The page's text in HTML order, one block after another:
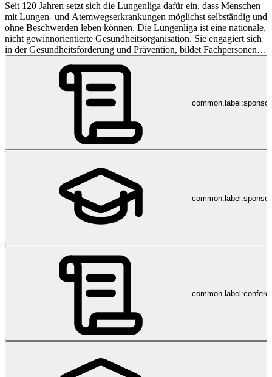
Seit 120 Jahren setzt sich die Lungenliga dafür ein, dass Menschen
mit Lungen- und Atemwegserkrankungen möglichst selbständig und
ohne Beschwerden leben können. Die Lungenliga ist eine nationale,
nicht gewinnorientierte Gesundheitsorganisation. Sie engagiert sich
in der Gesundheitsförderung und Prävention, bildet Fachpersonen
aus und fördert Forschungsprojekte. Die Lungenliga begleitet über
114 000 Patientinnen und Patienten an 61 Standorten in der ganzen
Schweiz. Die 17 kantonalen und regionalen Lungenligen und die
Dachorganisation Lungenliga Schweiz beschäftigen insgesamt rund